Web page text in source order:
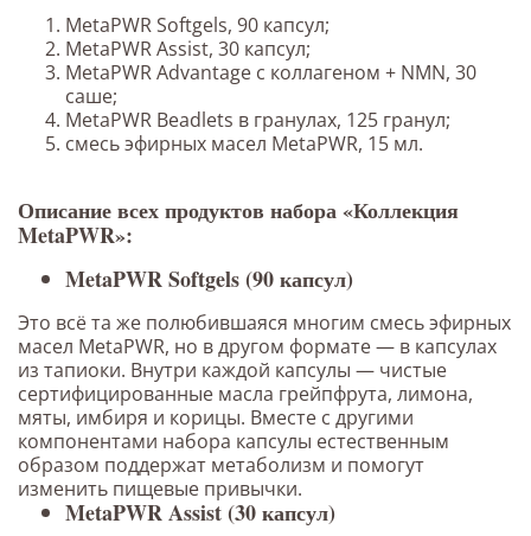
MetaPWR Softgels, 90 капсул;
MetaPWR Assist, 30 капсул;
MetaPWR Advantage с коллагеном + NMN, 30
саше;
MetaPWR Beadlets в гранулах, 125 гранул;
смесь эфирных масел MetaPWR, 15 мл.
Описание всех продуктов набора «Коллекция
MetaPWR»:
MetaPWR Softgels (90 капсул)
Это всё та же полюбившаяся многим смесь эфирных
масел MetaPWR, но в другом формате — в капсулах
из тапиоки. Внутри каждой капсулы — чистые
сертифицированные масла грейпфрута, лимона,
мяты, имбиря и корицы. Вместе с другими
компонентами набора капсулы естественным
образом поддержат метаболизм и помогут
изменить пищевые привычки.
MetaPWR Assist (30 капсул)